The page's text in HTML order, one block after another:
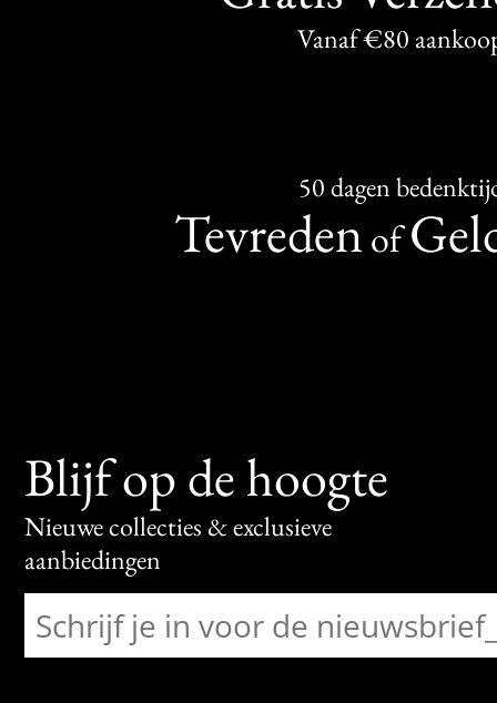
Vanaf €80
50 dagen
Tevredenof
Blijf op de hoogte
Nieuwe collecties & exclusieve
aanbiedingen